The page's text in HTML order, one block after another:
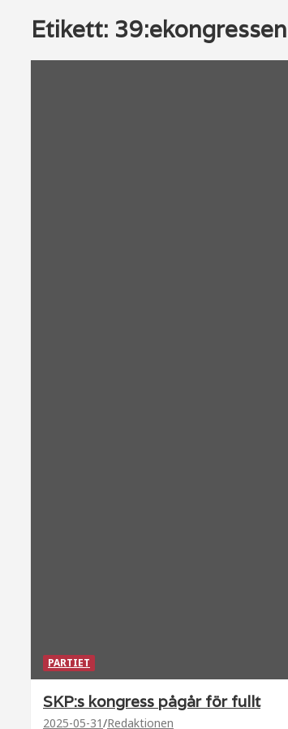
Etikett: 39:ekongressen
PARTIET
SKP:s kongress pågår för fullt
2025-05-31 Redaktionen